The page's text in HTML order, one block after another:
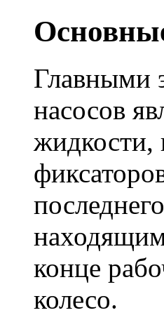
Главными
насосов
жидкости,
конце
колесо.